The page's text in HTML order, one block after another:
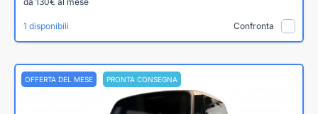
1 disponibili Confronta
OFFERTA DEL MESE PRONTA CONSEGNA